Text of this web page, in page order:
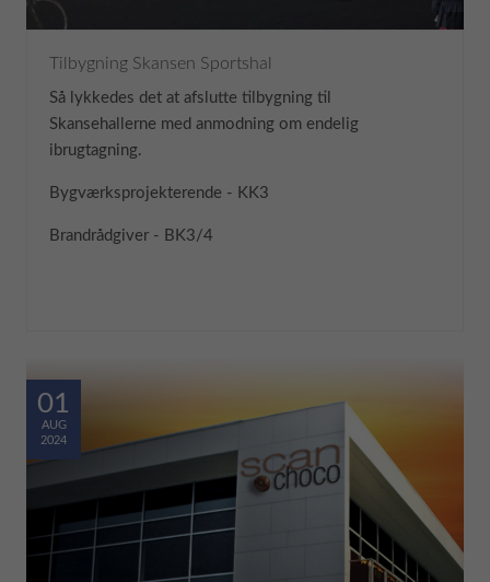
Tilbygning Skansen Sportshal
Så lykkedes det at afslutte tilbygning til
Skansehallerne med anmodning om endelig
ibrugtagning.
Bygværksprojekterende - KK3
Brandrådgiver - BK3/4
01
AUG
2024